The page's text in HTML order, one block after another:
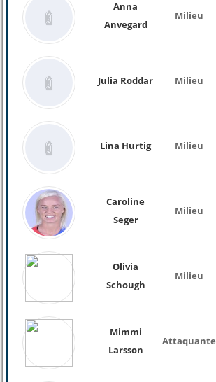
Anna
Anvegard
Milieu
Julia Roddar Milieu
Lina Hurtig Milieu
Caroline
Seger
Milieu
Olivia
Schough
Milieu
Mimmi
Larsson
Attaquante